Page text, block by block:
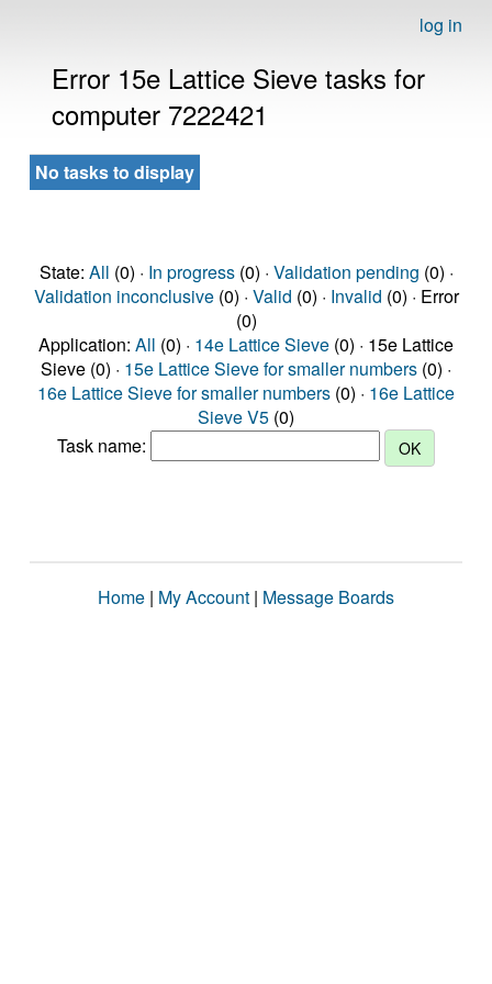
log in
Error 15e Lattice Sieve tasks for
computer 7222421
No tasks to display
State: All (0) · In progress(0) · Validation pending (0) ·
Validation inconclusive(0) · Valid (0) · Invalid (0) · Error
(0)
Application: All (0) · 14e Lattice Sieve (0) · 15e Lattice
Sieve (0) · 15e Lattice Sieve for smaller numbers (0) ·
16e Lattice Sieve for smaller numbers (0) · 16e Lattice
Sieve V5 (0)
Task name:
Home | My Account | Message Boards